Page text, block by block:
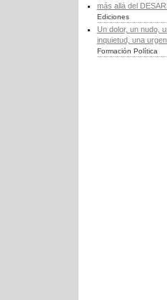
más allá del
Ediciones
Un dolor, un nudo,
inquietud, una
Formación Política